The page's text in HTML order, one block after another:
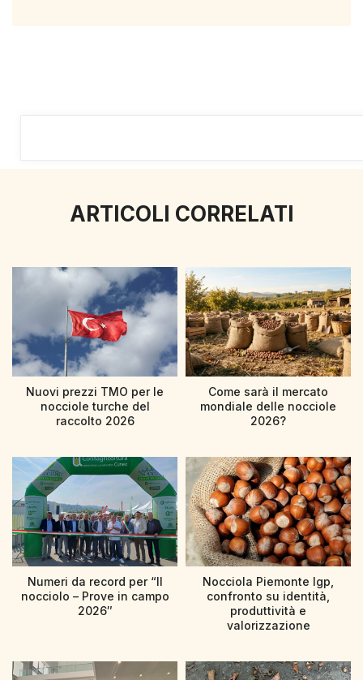
ARTICOLI CORRELATI
Nuovi prezzi TMO per le
nocciole turche del
raccolto 2026
Come sarà il mercato
mondiale delle nocciole
2026?
Numeri da record per “Il
nocciolo – Prove in campo
2026″
Nocciola Piemonte Igp,
confronto su identità,
produttività e
valorizzazione